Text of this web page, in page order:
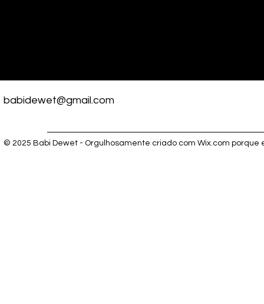
babidewet@gmail.com
© 2025 Babi Dewet - Orgulhosamente criado com Wix.com porque